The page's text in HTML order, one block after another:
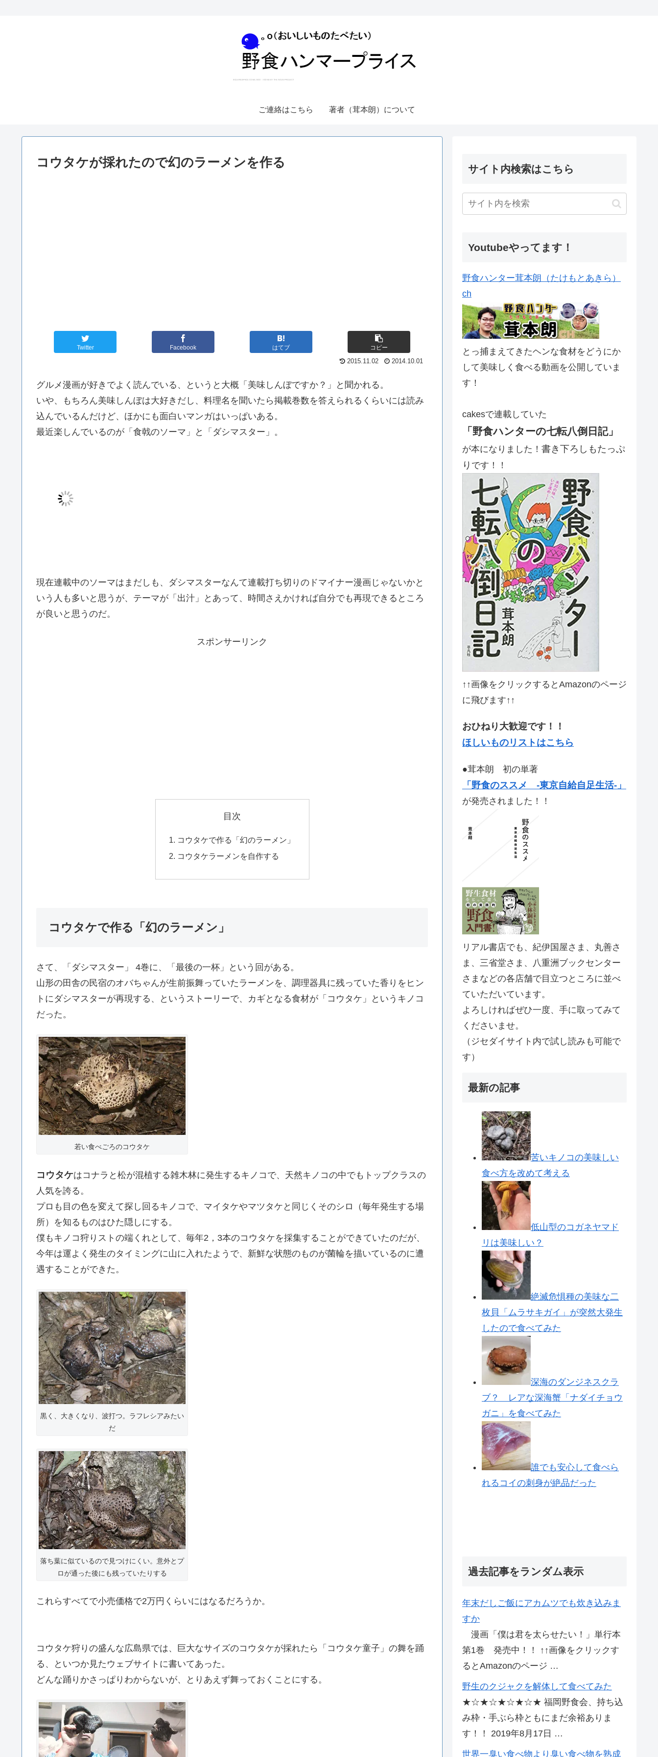
ご連絡はこちら 著者（茸本朗）について
コウタケが採れたので幻のラーメンを作る
Twitter Facebook はてブ コピー
2015.11.02 2014.10.01
グルメ漫画が好きでよく読んでいる、というと大概「美味しんぼですか？」と聞かれる。
いや、もちろん美味しんぼは大好きだし、料理名を聞いたら掲載巻数を答えられるくらいには読み
込んでいるんだけど、ほかにも面白いマンガはいっぱいある。
最近楽しんでいるのが「食戟のソーマ」と「ダシマスター」。
現在連載中のソーマはまだしも、ダシマスターなんて連載打ち切りのドマイナー漫画じゃないかと
いう人も多いと思うが、テーマが「出汁」とあって、時間さえかければ自分でも再現できるところ
が良いと思うのだ。
スポンサーリンク
目次
コウタケで作る「幻のラーメン」
コウタケラーメンを自作する
コウタケで作る「幻のラーメン」
さて、「ダシマスター」 4巻に、「最後の一杯」という回がある。
山形の田舎の民宿のオバちゃんが生前振舞っていたラーメンを、調理器具に残っていた香りをヒン
トにダシマスターが再現する、というストーリーで、カギとなる食材が「コウタケ」というキノコ
だった。
若い食べごろのコウタケ
コウタケはコナラと松が混植する雑木林に発生するキノコで、天然キノコの中でもトップクラスの
人気を誇る。
プロも目の色を変えて探し回るキノコで、マイタケやマツタケと同じくそのシロ（毎年発生する場
所）を知るものはひた隠しにする。
僕もキノコ狩りストの端くれとして、毎年2，3本のコウタケを採集することができていたのだが、
今年は運よく発生のタイミングに山に入れたようで、新鮮な状態のものが菌輪を描いているのに遭
遇することができた。
黒く、大きくなり、波打つ。ラフレシアみたい
だ
落ち葉に似ているので見つけにくい。意外とプ
ロが通った後にも残っていたりする
これらすべてで小売価格で2万円くらいにはなるだろうか。
コウタケ狩りの盛んな広島県では、巨大なサイズのコウタケが採れたら「コウタケ童子」の舞を踊
る、といつか見たウェブサイトに書いてあった。
どんな踊りかさっぱりわからないが、とりあえず舞っておくことにする。
サイト内検索はこちら
Youtubeやってます！
野食ハンター茸本朗（たけもとあきら）
ch
とっ捕まえてきたヘンな食材をどうにか
して美味しく食べる動画を公開していま
す！
cakesで連載していた
「野食ハンターの七転八倒日記」
が本になりました！ 書き下ろしもたっぷ
り です！！
↑↑画像をクリックするとAmazonのページ
に飛びます↑↑
おひねり大歓迎です！！
ほしいものリストはこちら
●茸本朗 初の単著
「野食のススメ -東京自給自足生活-」
が発売されました！！
リアル書店でも、紀伊国屋さま、丸善さ
ま、三省堂さま、八重洲ブックセンター
さまなどの各店舗で目立つところに並べ
ていただいています。
よろしければぜひ一度、手に取ってみて
くださいませ。
（ジセダイサイト内で試し読みも可能で
す）
最新の記事
苦いキノコの美味しい
食べ方を改めて考える
低山型のコガネヤマド
リは美味しい？
絶滅危惧種の美味な二
枚貝「ムラサキガイ」が突然大発生
したので食べてみた
深海のダンジネスクラ
ブ？ レアな深海蟹「ナダイチョウ
ガニ」を食べてみた
誰でも安心して食べら
れるコイの刺身が絶品だった
過去記事をランダム表示
年末だしご飯にアカムツでも炊き込みま
すか
漫画「僕は君を太らせたい！」単行本
第1巻 発売中！！ ↑↑画像をクリックす
るとAmazonのページ …
野生のクジャクを解体して食べてみた
★☆★☆★☆★☆★ 福岡野食会、持ち込
み枠・手ぶら枠ともにまだ余裕ありま
す！！ 2019年8月17日 …
世界一臭い食べ物より臭い食べ物を熟成